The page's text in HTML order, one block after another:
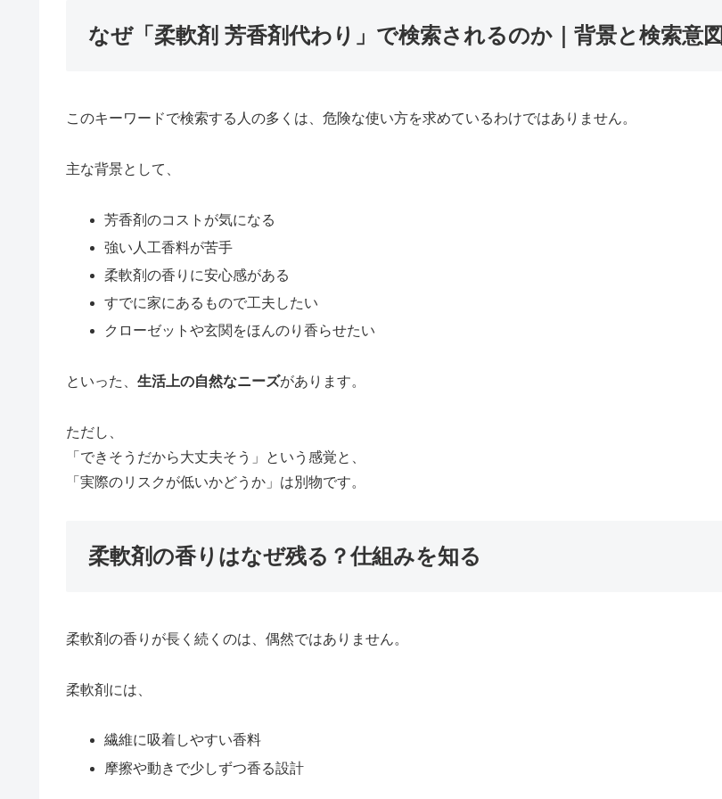
なぜ「柔軟剤 芳香剤代わり」で検索されるのか｜背景と検索意図
このキーワードで検索する人の多くは、危険な使い方を求めているわけではありません。
主な背景として、
芳香剤のコストが気になる
強い人工香料が苦手
柔軟剤の香りに安心感がある
すでに家にあるもので工夫したい
クローゼットや玄関をほんのり香らせたい
といった、 生活上の自然なニーズがあります。
ただし、
「できそうだから大丈夫そう」という感覚と、
「実際のリスクが低いかどうか」は別物です。
柔軟剤の香りはなぜ残る？仕組みを知る
柔軟剤の香りが長く続くのは、偶然ではありません。
柔軟剤には、
繊維に吸着しやすい香料
摩擦や動きで少しずつ香る設計